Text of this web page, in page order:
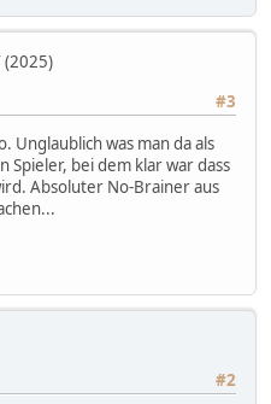
(2025)
#3
Unglaublich was man da als
bei dem klar war dass
Absoluter No-Brainer aus
#2